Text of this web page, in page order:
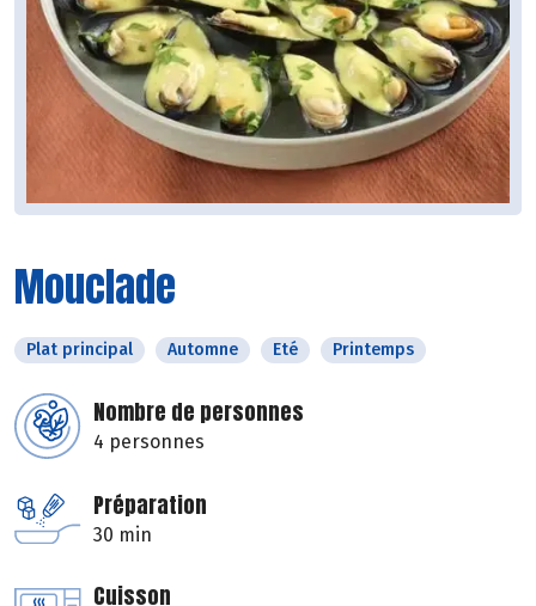
Mouclade
Plat principal Automne Eté Printemps
Nombre de personnes
4 personnes
Préparation
30 min
Cuisson